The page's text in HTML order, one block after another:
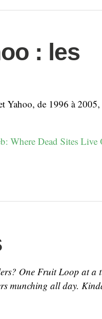
: les
Yahoo, de 1996 à 2005,
Where Dead Sites
One Fruit Loop at a
munching all day.